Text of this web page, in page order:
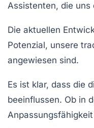
Assistenten, die uns
Die aktuellen
Potenzial, unsere
angewiesen sind.
Es ist klar, dass die
beeinflussen. Ob in